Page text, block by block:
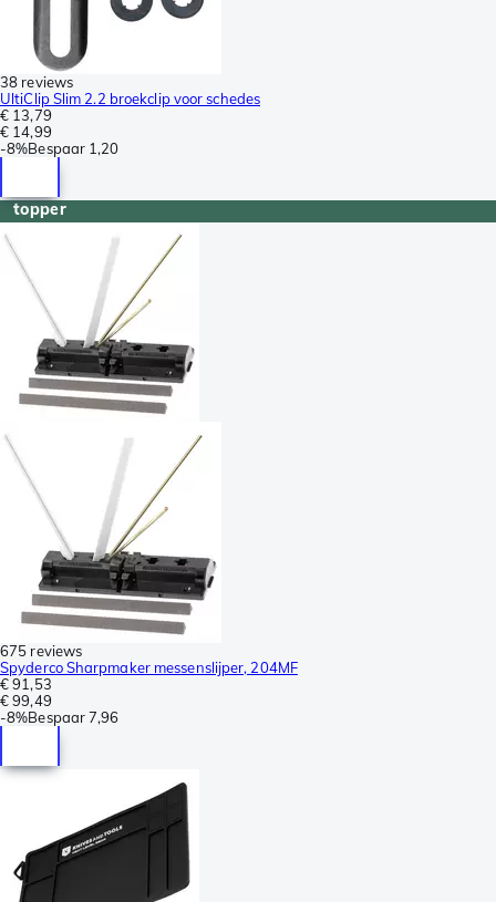
38 reviews
UltiClip Slim 2.2 broekclip voor schedes
€ 13,79
€ 14,99
-8%Bespaar 1,20
topper
675 reviews
Spyderco Sharpmaker messenslijper, 204MF
€ 91,53
€ 99,49
-8%Bespaar7,96